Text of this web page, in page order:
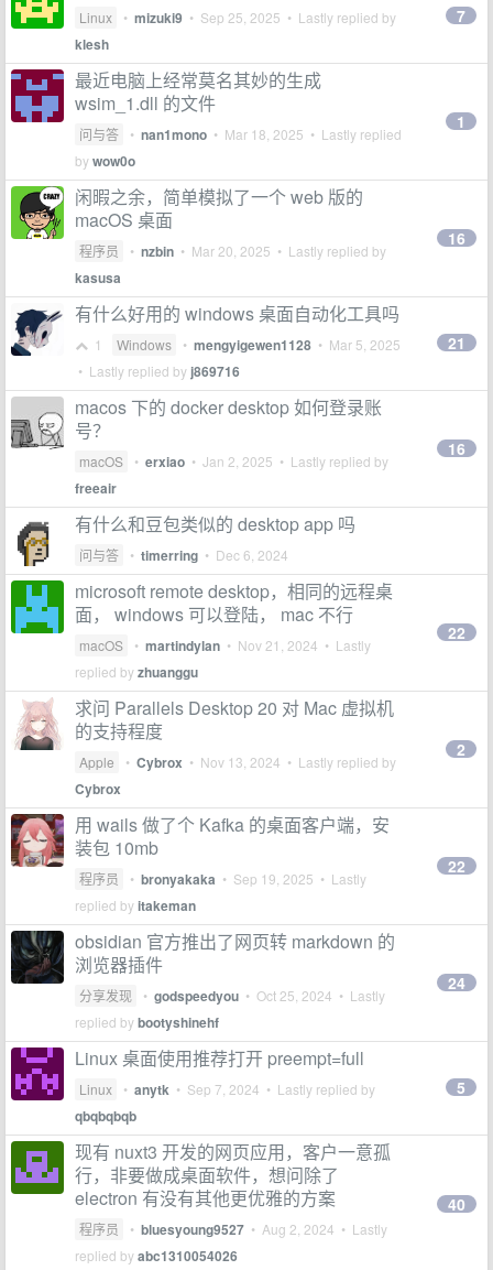
Linux • mizuki9 • Sep 25, 2025 • Lastly replied by
klesh
7
最近电脑上经常莫名其妙的生成
wsim_1.dll 的文件
问与答 • nan1mono • Mar 18, 2025 • Lastly replied
bywow0o
1
闲暇之余，简单模拟了一个 web 版的
macOS 桌面
程序员 • nzbin • Mar 20, 2025 • Lastly replied by
kasusa
16
有什么好用的 windows 桌面自动化工具吗
1 Windows • mengyigewen1128 • Mar 5, 2025
• Lastly replied by j869716
21
macos 下的 docker desktop 如何登录账
号？
macOS • erxiao • Jan 2, 2025 • Lastly replied by
freeair
16
有什么和豆包类似的 desktop app 吗
问与答 • timerring • Dec 6, 2024
microsoft remote desktop，相同的远程桌
面， windows 可以登陆， mac 不行
macOS • martindylan • Nov 21, 2024 • Lastly
replied byzhuanggu
22
求问 Parallels Desktop 20 对 Mac 虚拟机
的支持程度
Apple • Cybrox • Nov 13, 2024 • Lastly replied by
Cybrox
2
用 wails 做了个 Kafka 的桌面客户端，安
装包 10mb
程序员 • bronyakaka • Sep 19, 2025 • Lastly
replied byitakeman
22
obsidian 官方推出了网页转 markdown 的
浏览器插件
分享发现 • godspeedyou • Oct 25, 2024 • Lastly
replied bybootyshinehf
24
Linux 桌面使用推荐打开 preempt=full
Linux • anytk • Sep 7, 2024 • Lastly replied by
qbqbqbqb
5
现有 nuxt3 开发的网页应用，客户一意孤
行，非要做成桌面软件，想问除了
electron 有没有其他更优雅的方案
程序员 • bluesyoung9527 • Aug 2, 2024 • Lastly
replied byabc1310054026
40